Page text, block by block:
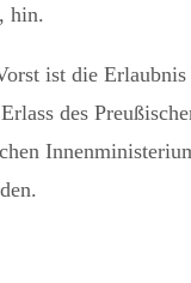
hin.
ist die
des